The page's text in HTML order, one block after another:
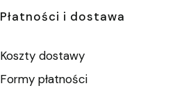
Płatności i dostawa
Koszty dostawy
Formy płatności